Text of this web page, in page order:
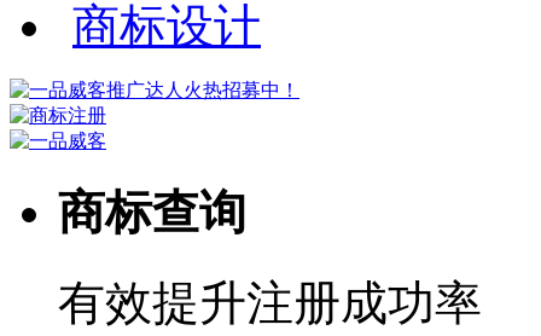
商标设计
商标查询
有效提升注册成功率